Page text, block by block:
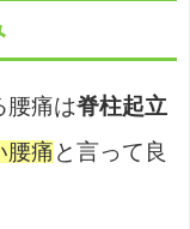
腰痛は脊柱起立
腰痛 と言って良